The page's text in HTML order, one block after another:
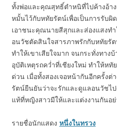
ทั้งพ่อและคุณสุทธิ์ตำหนิที่ไปค้างอ้า
หมั้นไว้กับหทัยรัตน์เพื่อเป็นการรับผิ
เอาชนะคุณนายสีสุกและส่องแสงท
อนวัชตัดสินใจสารภาพรักกับหทัยรั
ทำให้เขาเสียใจมาก จนกระทั่งทา
อุบัติเหตุรถคว่ำที่เชียงใหม่ ทำให้ห
ด่วน เมื่อทั้งสองเจอหน้ากันอีกครั้งต่
รัตน์ยืนยันว่าจะรักและดูแลอนวัชไ
แท้ที่หญิงสาวมีให้และแต่งงานกันอ
รายชื่อนักแสดง หนึ่งในทรวง